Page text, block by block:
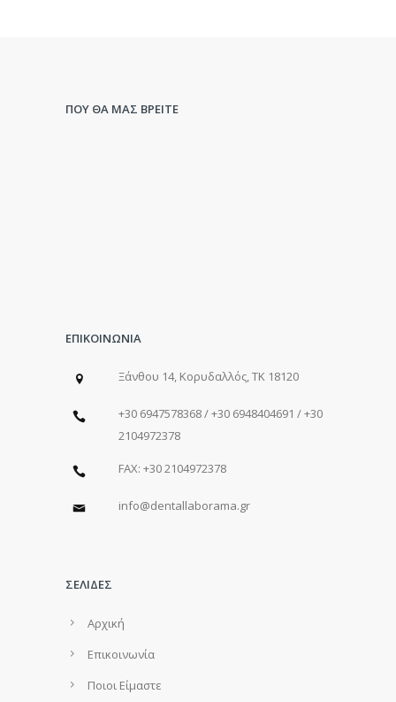
ΠΟΥ ΘΑ ΜΑΣ ΒΡΕΙΤΕ
ΕΠΙΚΟΙΝΩΝΙΑ
Ξάνθου 14, Κορυδαλλός, ΤΚ 18120
+30 6947578368 / +30 6948404691 / +30
2104972378
FAX: +30 2104972378
info@dentallaborama.gr
ΣΕΛΙΔΕΣ
Αρχική
Επικοινωνία
Ποιοι Είμαστε